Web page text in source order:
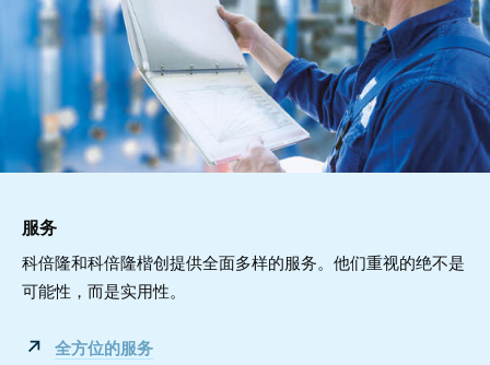
服务
科倍隆和科倍隆楷创提供全面多样的服务。他们重视的绝不是
可能性，而是实用性。
全方位的服务